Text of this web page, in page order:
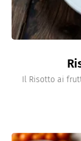
Il Risotto ai